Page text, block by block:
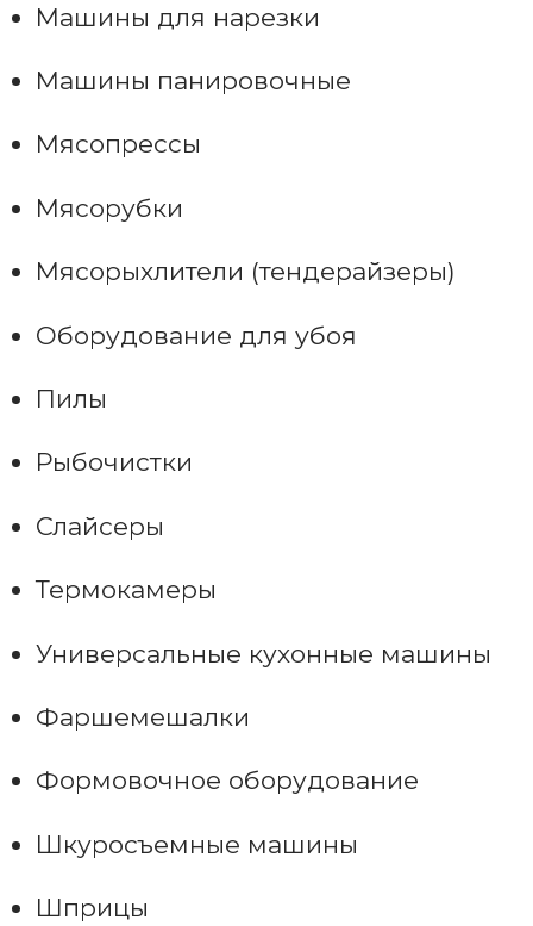
Машины для нарезки
Машины панировочные
Мясопрессы
Мясорубки
Мясорыхлители (тендерайзеры)
Оборудование для убоя
Пилы
Рыбочистки
Слайсеры
Термокамеры
Универсальные кухонные машины
Фаршемешалки
Формовочное оборудование
Шкуросъемные машины
Шприцы